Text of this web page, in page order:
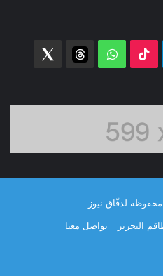
تيلقرام ‫TikTok واتساب threads
لدفّاق نيوز
التحرير تواصل معنا